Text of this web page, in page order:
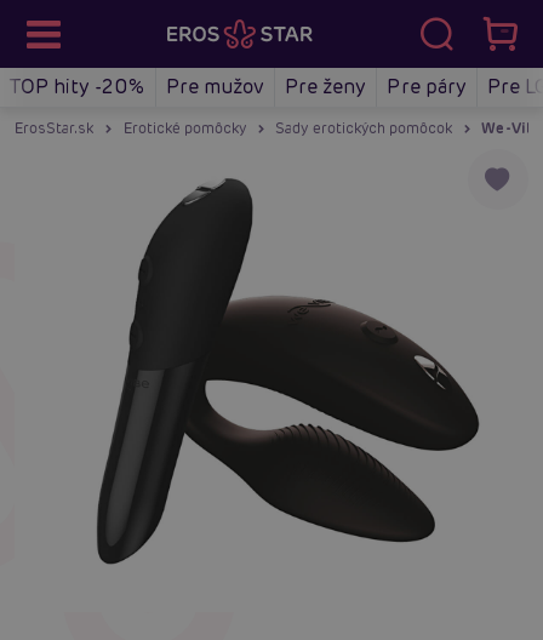
TOP hity -20% Pre mužov Pre ženy Pre páry Pre
ErosStar.sk Erotické pomôcky Sady erotických pomôcok We-